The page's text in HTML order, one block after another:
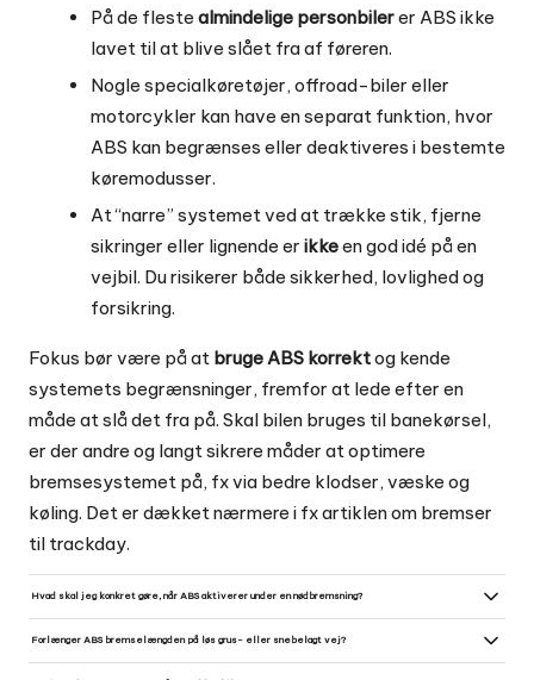
På de fleste almindelige personbilerer ABS ikke
lavet til at blive slået fra af føreren.
Nogle specialkøretøjer, offroad-biler eller
motorcykler kan have en separat funktion, hvor
ABS kan begrænses eller deaktiveres i bestemte
køremodusser.
At “narre” systemet ved at trække stik, fjerne
sikringer eller lignende er ikkeen god idé på en
vejbil. Du risikerer både sikkerhed, lovlighed og
forsikring.
Fokus bør være på at bruge ABS korrektog kende
systemets begrænsninger, fremfor at lede efter en
måde at slå det fra på. Skal bilen bruges til banekørsel,
er der andre og langt sikrere måder at optimere
bremsesystemet på, fx via bedre klodser, væske og
køling. Det er dækket nærmere i fx artiklen om bremser
til trackday.
Hvad skal jeg konkret gøre, når ABS aktiverer under en nødbremsning?
forhindringen; ABS sørger for bremsetryk, så du kan bevare styring. Hvis du er usikker, øv en kontrolleret
Forlænger ABS bremselængden på løs grus- eller snebelagt vej?